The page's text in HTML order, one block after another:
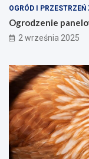
OGRÓD I
Ogrodzenie
2 września 2025